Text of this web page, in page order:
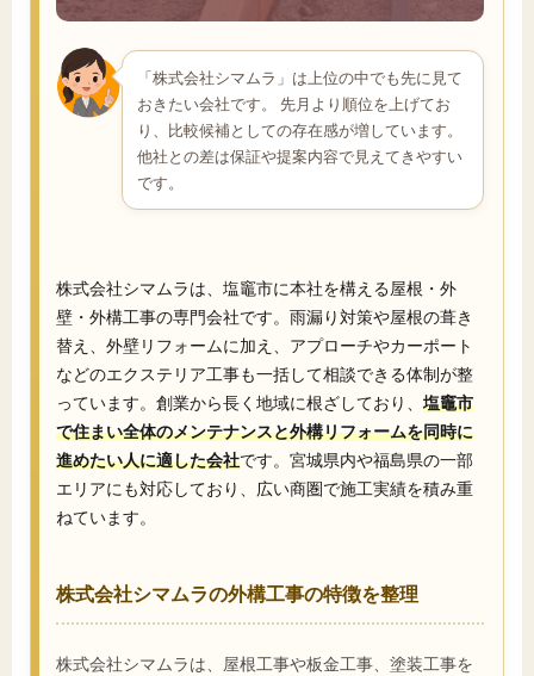
「株式会社シマムラ」は上位の中でも先に見て
おきたい会社です。 先月より順位を上げてお
り、比較候補としての存在感が増しています。
他社との差は保証や提案内容で見えてきやすい
です。
株式会社シマムラは、塩竈市に本社を構える屋根・外
壁・外構工事の専門会社です。雨漏り対策や屋根の葺き
替え、外壁リフォームに加え、アプローチやカーポート
などのエクステリア工事も一括して相談できる体制が整
っています。創業から長く地域に根ざしており、 塩竈市
で住まい全体のメンテナンスと外構リフォームを同時に
進めたい人に適した会社です。宮城県内や福島県の一部
エリアにも対応しており、広い商圏で施工実績を積み重
ねています。
株式会社シマムラの外構工事の特徴を整理
株式会社シマムラは、屋根工事や板金工事、塗装工事を